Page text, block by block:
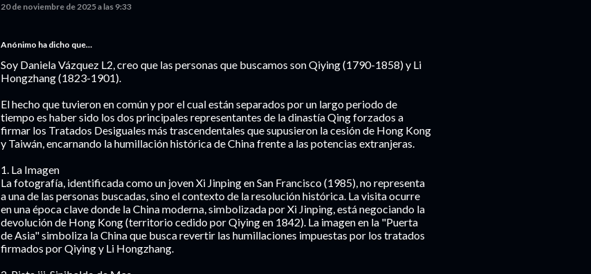
20 de noviembre de 2025 a las 9:33
Anónimo ha dicho que…
Soy Daniela Vázquez L2, creo que las personas que buscamos son Qiying (1790-1858) y Li
Hongzhang (1823-1901).
El hecho que tuvieron en común y por el cual están separados por un largo periodo de
tiempo es haber sido los dos principales representantes de la dinastía Qing forzados a
firmar los Tratados Desiguales más trascendentales que supusieron la cesión de Hong Kong
y Taiwán, encarnando la humillación histórica de China frente a las potencias extranjeras.
1. La Imagen
La fotografía, identificada como un joven Xi Jinping en San Francisco (1985), no representa
a una de las personas buscadas, sino el contexto de la resolución histórica. La visita ocurre
en una época clave donde la China moderna, simbolizada por Xi Jinping, está negociando la
devolución de Hong Kong (territorio cedido por Qiying en 1842). La imagen en la "Puerta
de Asia" simboliza la China que busca revertir las humillaciones impuestas por los tratados
firmados por Qiying y Li Hongzhang.